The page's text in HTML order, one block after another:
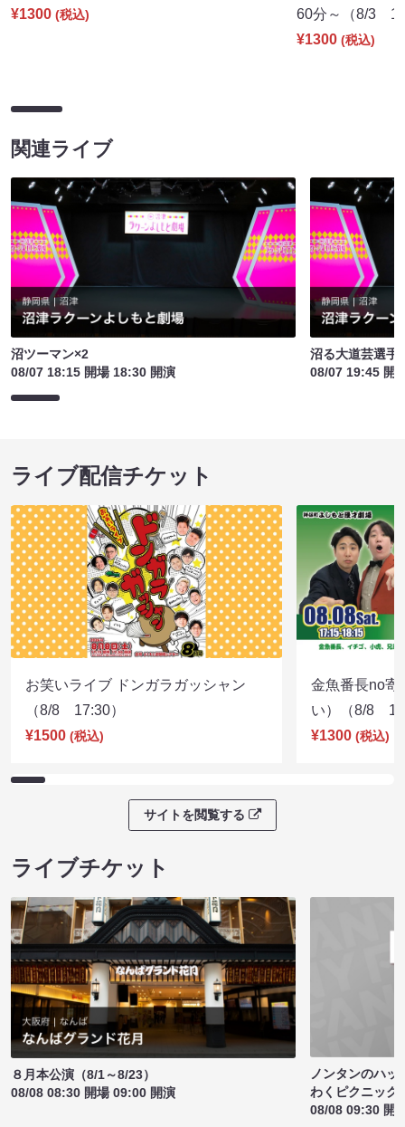
¥1300 (税込)
60分～（8/3
¥1300 (税込)
関連ライブ
沼ツーマン×2
08/07 18:15 開場 18:30 開演
沼る大道芸選手
08/07 19:45 開
ライブ配信チケット
お笑いライブ ドンガラガッシャン
（8/8 17:30）
¥1500 (税込)
金魚番長no寄
い）（8/8
¥1300 (税込)
サイトを閲覧する
ライブチケット
８月本公演（8/1～8/23）
08/08 08:30 開場 09:00 開演
ノンタンのハッ
わくピクニック
08/08 09:30 開